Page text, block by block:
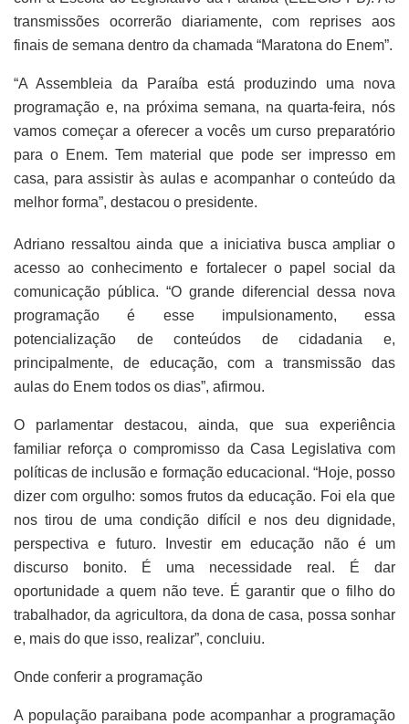
transmissões ocorrerão diariamente, com reprises aos
finais de semana dentro da chamada “Maratona do Enem”.
“A Assembleia da Paraíba está produzindo uma nova
programação e, na próxima semana, na quarta-feira, nós
vamos começar a oferecer a vocês um curso preparatório
para o Enem. Tem material que pode ser impresso em
casa, para assistir às aulas e acompanhar o conteúdo da
melhor forma”, destacou o presidente.
Adriano ressaltou ainda que a iniciativa busca ampliar o
acesso ao conhecimento e fortalecer o papel social da
comunicação pública. “O grande diferencial dessa nova
programação é esse impulsionamento, essa
potencialização de conteúdos de cidadania e,
principalmente, de educação, com a transmissão das
aulas do Enem todos os dias”, afirmou.
O parlamentar destacou, ainda, que sua experiência
familiar reforça o compromisso da Casa Legislativa com
políticas de inclusão e formação educacional. “Hoje, posso
dizer com orgulho: somos frutos da educação. Foi ela que
nos tirou de uma condição difícil e nos deu dignidade,
perspectiva e futuro. Investir em educação não é um
discurso bonito. É uma necessidade real. É dar
oportunidade a quem não teve. É garantir que o filho do
trabalhador, da agricultora, da dona de casa, possa sonhar
e, mais do que isso, realizar”, concluiu.
Onde conferir a programação
A população paraibana pode acompanhar a programação